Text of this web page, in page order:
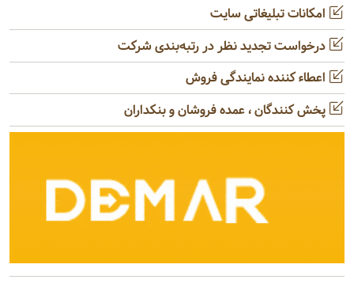
امکانات تبلیغاتی سایت
درخواست تجدید نظر در رتبه‌بندی شرکت
اعطاء کننده نمایندگی فروش
پخش کنندگان ، عمده فروشان و بنکداران